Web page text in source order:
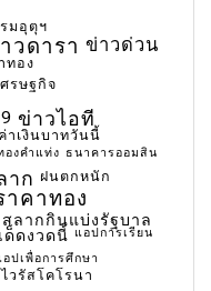
มอุตุฯ
วดารา ข่าวด่วน
ทอง
รษฐกิจ
ข่าวไอที
ค่าเงินบาทวันนี้
องคำแท่ง ธนาคารออมสิน
าก ฝนตกหนัก
าคาทอง
สลากกินแบ่งรัฐบาล
ด็ดงวดนี้ แอปการเรียน
อปเพื่อการศึกษา
ไวรัสโคโรนา